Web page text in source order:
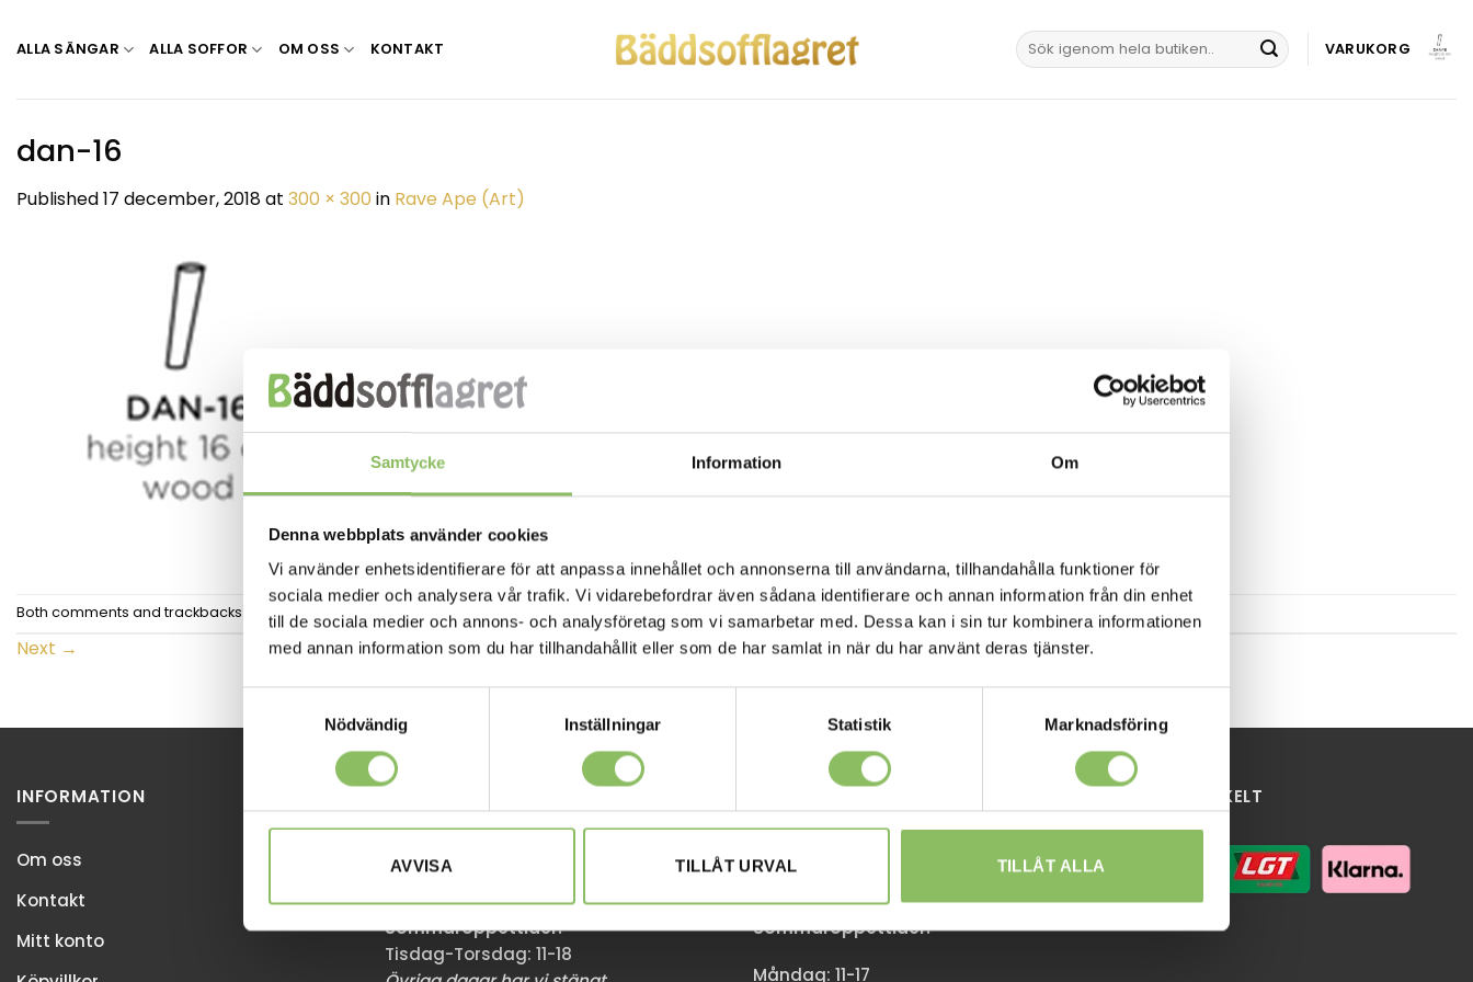
Samtycke Information Om
Denna webbplats använder cookies
Vi använder enhetsidentifierare för att anpassa innehållet och annonserna till användarna, tillhandahålla funktioner för
sociala medier och analysera vår trafik. Vi vidarebefordrar även sådana identifierare och annan information från din enhet
till de sociala medier och annons- och analysföretag som vi samarbetar med. Dessa kan i sin tur kombinera informationen
med annan information som du har tillhandahållit eller som de har samlat in när du har använt deras tjänster.
Nödvändig
Inställningar Statistik Marknadsföring
AVVISA TILLÅT URVAL TILLÅT ALLA
ALLA SÄNGAR ALLA SOFFOR OM OSS KONTAKT
Sök
efter:
VARUKORG
dan-16
Published17 december, 2018at 300 × 300 in Rave Ape (Art)
Both comments and trackbacks are currently closed.
Next →
INFORMATION
Om oss
Kontakt
Mitt konto
168 67 Bromma
Sommaröppettider:
Tisdag-Torsdag: 11-18
436 34 Askim
Sommaröppettider:
Måndag: 11-17
HANDLA ENKELT